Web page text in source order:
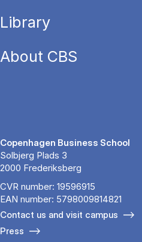
Library
About CBS
Copenhagen Business School
Solbjerg Plads 3
2000 Frederiksberg
CVR number: 19596915
EAN number: 5798009814821
Contact us and visit campus
Press